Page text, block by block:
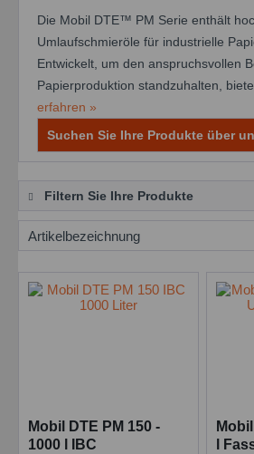
Die Mobil DTE™ PM Serie enthält
Umlaufschmieröle für industrielle
Entwickelt, um den anspruchsvollen
Papierproduktion standzuhalten,
erfahren »
Suchen Sie Ihre Produkte über
Filtern Sie Ihre Produkte
Mobil DTE PM 150 -
1000 l IBC
l